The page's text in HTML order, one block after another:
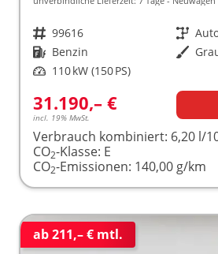
Fahrzeugnr. 99616 Getriebe
Kraftstoff Benzin Außenfarbe
Leistung 110 kW (150 PS)
31.190,– €
incl. 19% MwSt.
Verbrauch kombiniert: 6,20 l/
CO2-Klasse: E
CO2-Emissionen: 140,00 g/km
ab 211,– € mtl.